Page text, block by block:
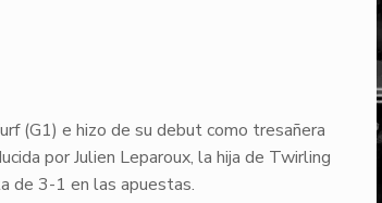
(G1) e hizo de su debut como tresañera
por Julien Leparoux, la hija de Twirling
de 3-1 en las apuestas.